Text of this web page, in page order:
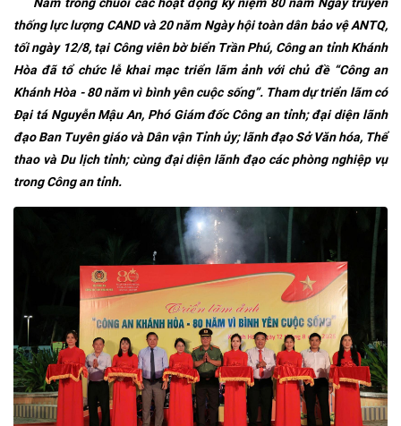
thống lực lượng CAND và 20 năm Ngày hội toàn dân bảo vệ ANTQ,
tối ngày 12/8, tại Công viên bờ biển Trần Phú, Công an tỉnh Khánh
Hòa đã tổ chức lễ khai mạc triển lãm ảnh với chủ đề “Công an
Khánh Hòa - 80 năm vì bình yên cuộc sống”. Tham dự triển lãm có
Đại tá Nguyễn Mậu An, Phó Giám đốc Công an tỉnh; đại diện lãnh
đạo Ban Tuyên giáo và Dân vận Tỉnh ủy; lãnh đạo Sở Văn hóa, Thể
thao và Du lịch tỉnh; cùng đại diện lãnh đạo các phòng nghiệp vụ
trong Công an tỉnh.